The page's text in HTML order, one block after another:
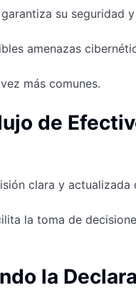
su seguridad
amenazas
más comunes.
de
clara y actualizada
la toma de
la